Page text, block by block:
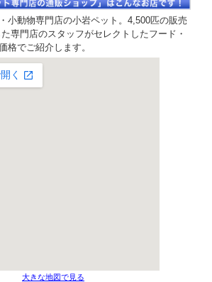
小動物専門店の小岩ペット。4,500匹の販売
専門店のスタッフがセレクトしたフード・
格でご紹介します。
大きな地図で見る